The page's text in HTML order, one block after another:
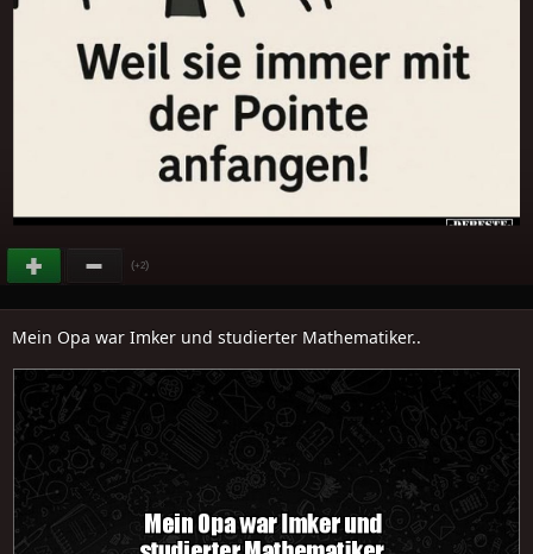
(+2)
Mein Opa war Imker und studierter Mathematiker..